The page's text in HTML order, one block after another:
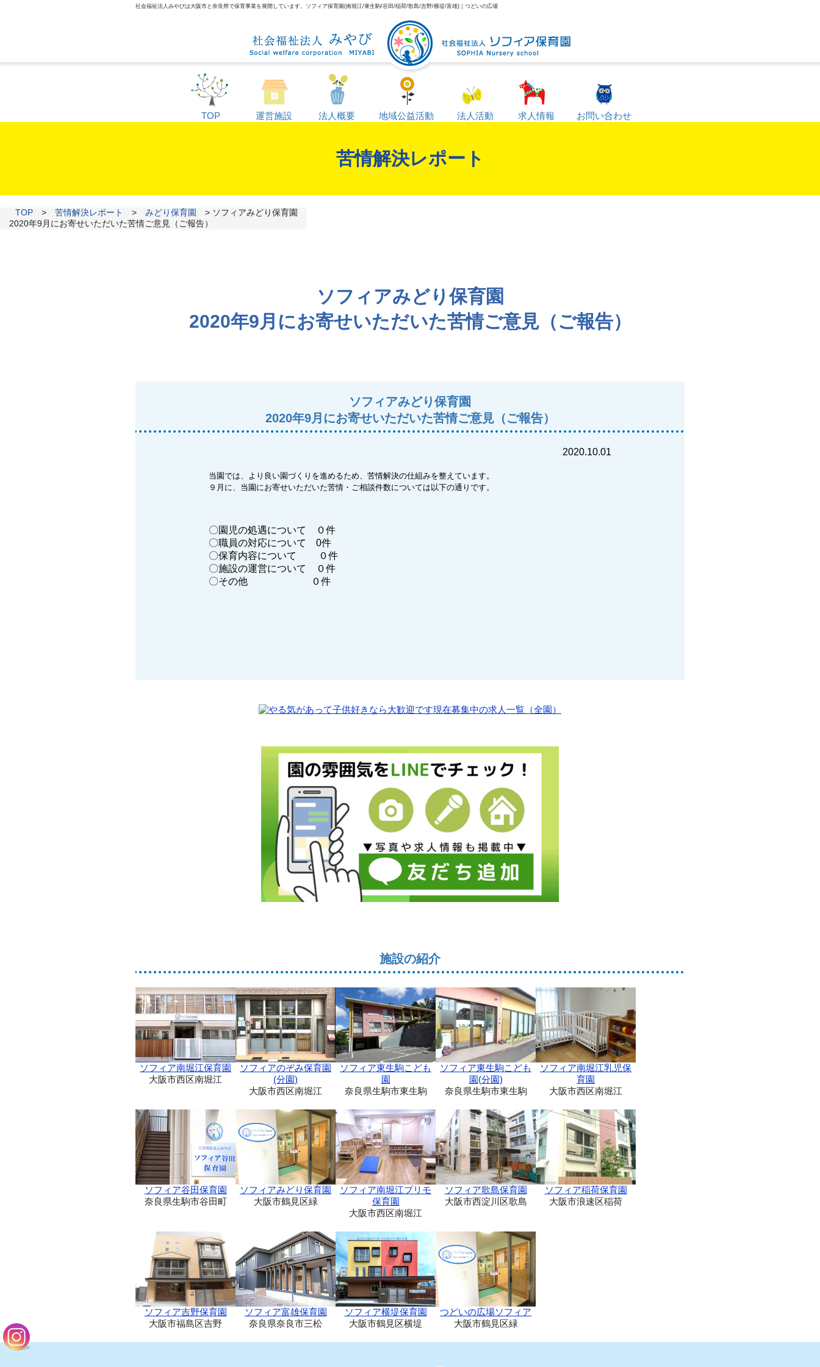
社会福祉法人みやびは大阪市と奈良県で保育事業を展開しています。ソフィア保育園(南堀江/東生駒/谷田/稲荷/歌島/吉野/横堤/富雄)｜つどいの広場
TOP 運営施設 法人概要 地域公益活動 法人活動 求人情報 お問い合わせ
苦情解決レポート
TOP > 苦情解決レポート > みどり保育園 > ソフィアみどり保育園
2020年9月にお寄せいただいた苦情ご意見（ご報告）
ソフィアみどり保育園
2020年9月にお寄せいただいた苦情ご意見（ご報告）
ソフィアみどり保育園
2020年9月にお寄せいただいた苦情ご意見（ご報告）
2020.10.01
当園では、より良い園づくりを進めるため、苦情解決の仕組みを整えています。
９月に、当園にお寄せいただいた苦情・ご相談件数については以下の通りです。
〇園児の処遇について ０件
〇職員の対応について 0件
〇保育内容について ０件
〇施設の運営について ０件
〇その他 ０件
施設の紹介
ソフィア南堀江保育園
大阪市西区南堀江
ソフィアのぞみ保育園
(分園)
大阪市西区南堀江
ソフィア東生駒こども
園
奈良県生駒市東生駒
ソフィア東生駒こども
園(分園)
奈良県生駒市東生駒
ソフィア南堀江乳児保
育園
大阪市西区南堀江
ソフィア谷田保育園
奈良県生駒市谷田町
ソフィアみどり保育園
大阪市鶴見区緑
ソフィア南堀江プリモ
保育園
大阪市西区南堀江
ソフィア歌島保育園
大阪市西淀川区歌島
ソフィア稲荷保育園
大阪市浪速区稲荷
ソフィア吉野保育園
大阪市福島区吉野
ソフィア富雄保育園
奈良県奈良市三松
ソフィア横堤保育園
大阪市鶴見区横堤
つどいの広場ソフィア
大阪市鶴見区緑